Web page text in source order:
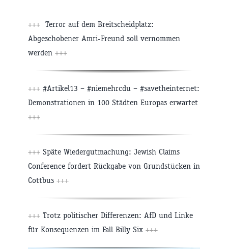
+++ Terror auf dem Breitscheidplatz:
Abgeschobener Amri-Freund soll vernommen
werden +++
+++ #Artikel13 – #niemehrcdu – #savetheinternet:
Demonstrationen in 100 Städten Europas erwartet
+++
+++ Späte Wiedergutmachung: Jewish Claims
Conference fordert Rückgabe von Grundstücken in
Cottbus +++
+++ Trotz politischer Differenzen: AfD und Linke
für Konsequenzen im Fall Billy Six +++